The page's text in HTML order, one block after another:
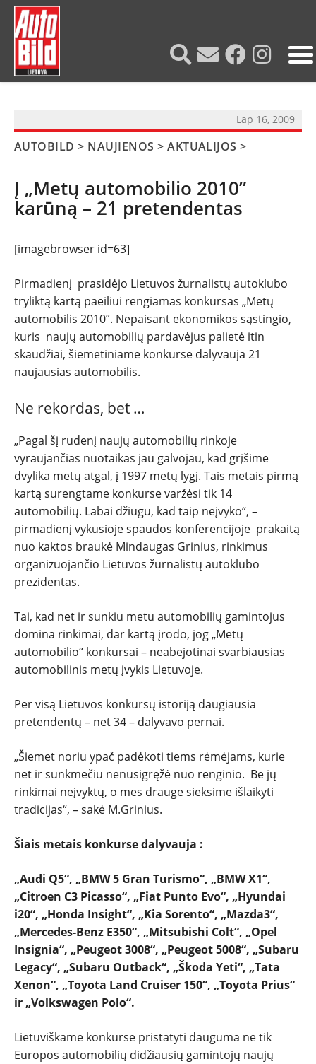
TESTAI
NAUJI
NAUDOTI
REPORTAŽAI
SPORTAS
PATARIMAI
ĮVAIRENYBĖS
Lap 16, 2009
AUTOBILD > NAUJIENOS >AKTUALIJOS >
Į „Metų automobilio 2010”
karūną – 21 pretendentas
[imagebrowser id=63]
Pirmadienį prasidėjo Lietuvos žurnalistų autoklubo
tryliktą kartą paeiliui rengiamas konkursas „Metų
automobilis 2010”. Nepaisant ekonomikos sąstingio,
kuris naujų automobilių pardavėjus palietė itin
skaudžiai, šiemetiniame konkurse dalyvauja 21
naujausias automobilis.
Ne rekordas, bet …
„Pagal šį rudenį naujų automobilių rinkoje
vyraujančias nuotaikas jau galvojau, kad grįšime
dvylika metų atgal, į 1997 metų lygį. Tais metais pirmą
kartą surengtame konkurse varžėsi tik 14
automobilių. Labai džiugu, kad taip neįvyko“, –
pirmadienį vykusioje spaudos konferencijoje prakaitą
nuo kaktos braukė Mindaugas Grinius, rinkimus
organizuojančio Lietuvos žurnalistų autoklubo
prezidentas.
Tai, kad net ir sunkiu metu automobilių gamintojus
domina rinkimai, dar kartą įrodo, jog „Metų
automobilio“ konkursai – neabejotinai svarbiausias
automobilinis metų įvykis Lietuvoje.
Per visą Lietuvos konkursų istoriją daugiausia
pretendentų – net 34 – dalyvavo pernai.
„Šiemet noriu ypač padėkoti tiems rėmėjams, kurie
net ir sunkmečiu nenusigręžė nuo renginio. Be jų
rinkimai neįvyktų, o mes drauge sieksime išlaikyti
tradicijas“, – sakė M.Grinius.
Šiais metais konkurse dalyvauja :
„Audi Q5“, „BMW 5 Gran Turismo“, „BMW X1“,
„Citroen C3 Picasso“, „Fiat Punto Evo“, „Hyundai
i20“, „Honda Insight“, „Kia Sorento“, „Mazda3“,
„Mercedes-Benz E350“, „Mitsubishi Colt“, „Opel
Insignia“, „Peugeot 3008“, „Peugeot 5008“, „Subaru
Legacy“, „Subaru Outback“, „Škoda Yeti“, „Tata
Xenon“, „Toyota Land Cruiser 150“, „Toyota Prius“
ir „Volkswagen Polo“.
Lietuviškame konkurse pristatyti dauguma ne tik
Europos automobilių didžiausių gamintojų naujų